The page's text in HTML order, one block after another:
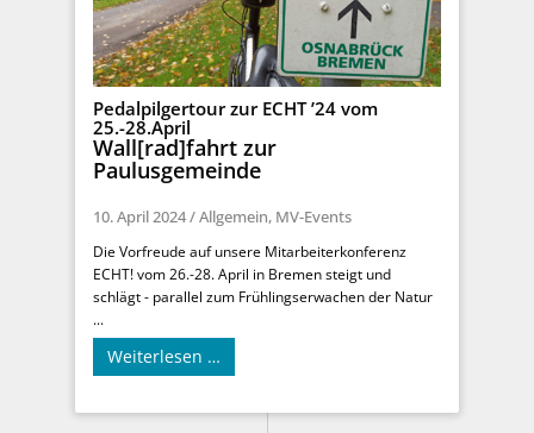
Pedalpilgertour zur ECHT ’24 vom
25.-28.April
Wall[rad]fahrt zur
Paulusgemeinde
10. April 2024/Allgemein, MV-Events
Die Vorfreude auf unsere Mitarbeiterkonferenz
ECHT! vom 26.-28. April in Bremen steigt und
schlägt - parallel zum Frühlingserwachen der Natur
...
Weiterlesen …